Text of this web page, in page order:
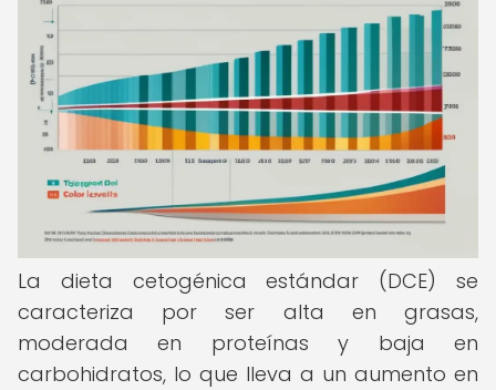
La dieta cetogénica estándar (DCE) se
caracteriza por ser alta en grasas,
moderada en proteínas y baja en
carbohidratos, lo que lleva a un aumento en